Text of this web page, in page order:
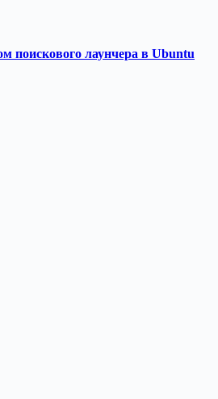
поискового лаунчера в Ubuntu